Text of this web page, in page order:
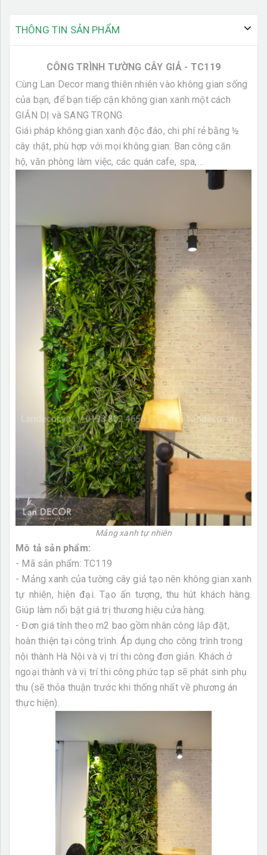
THÔNG TIN SẢN PHẨM
CÔNG TRÌNH TƯỜNG CÂY GIẢ - TC119
Cùng Lan Decor mang thiên nhiên vào không gian sống
của bạn, để bạn tiếp cận không gian xanh một cách
GIẢN DỊ và SANG TRỌNG.
Giái pháp không gian xanh độc đáo, chi phí rẻ bằng ½
cây thật, phù hợp với mọi không gian: Ban công căn
hộ, văn phòng làm việc, các quán cafe, spa,…
Mảng xanh tự nhiên
Mô tả sản phẩm:
- Mã sản phẩm: TC119
- Mảng xanh của tường cây giả tạo nên không gian xanh
tự nhiên, hiện đại. Tạo ấn tượng, thu hút khách hàng.
Giúp làm nổi bật giá trị thương hiệu cửa hàng.
- Đơn giá tính theo m2 bao gồm nhân công lắp đặt,
hoàn thiện tại công trình. Áp dụng cho công trình trong
nội thành Hà Nội và vị trí thi công đơn giản. Khách ở
ngoại thành và vị trí thi công phức tạp sẽ phát sinh phụ
thu (sẽ thỏa thuận trước khi thống nhất về phương án
thực hiện).